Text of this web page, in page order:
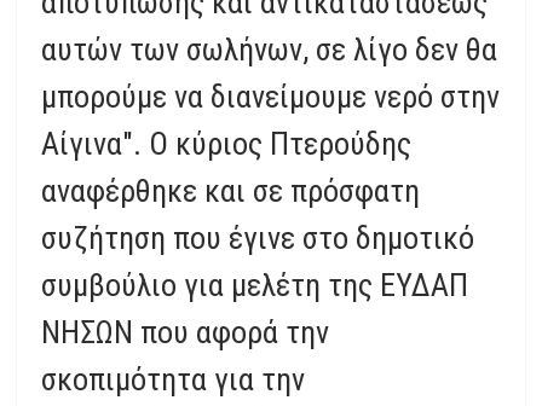
αυτών των σωλήνων, σε λίγο δεν θα
μπορούμε να διανείμουμε νερό στην
Αίγινα". Ο κύριος Πτερούδης
αναφέρθηκε και σε πρόσφατη
συζήτηση που έγινε στο δημοτικό
συμβούλιο για μελέτη της ΕΥΔΑΠ
ΝΗΣΩΝ που αφορά την
σκοπιμότητα για την